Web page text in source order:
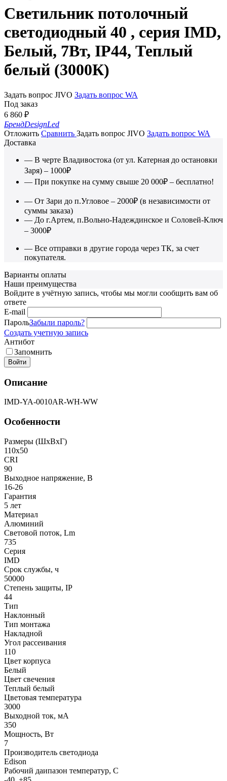
Светильник потолочный
светодиодный 40 , серия IMD,
Белый, 7Вт, IP44, Теплый
белый (3000К)
Задать вопрос JIVO Задать вопрос WA
Под заказ
6 860 ₽
БрендDesignLed
Отложить Сравнить Задать вопрос JIVO Задать вопрос WA
Доставка
— В черте Владивостока (от ул. Катерная до остановки
Заря) – 1000₽
— При покупке на сумму свыше 20 000₽ – бесплатно!
— От Зари до п.Угловое – 2000₽ (в независимости от
суммы заказа)
— До г.Артем, п.Вольно-Надеждинское и Соловей-Ключ
– 3000₽
— Все отправки в другие города через ТК, за счет
покупателя.
Варианты оплаты
Наши преимущества
Войдите в учётную запись, чтобы мы могли сообщить вам об
ответе
E-mail
ПарольЗабыли пароль?
Создать учетную запись
Антибот
Запомнить
Войти
Описание
IMD-YA-0010AR-WH-WW
Особенности
Размеры (ШxВxГ)
110x50
CRI
90
Выходное напряжение, В
16-26
Гарантия
5 лет
Материал
Алюминий
Световой поток, Lm
735
Серия
IMD
Срок службы, ч
50000
Степень защиты, IP
44
Тип
Наклонный
Тип монтажа
Накладной
Угол рассеивания
110
Цвет корпуса
Белый
Цвет свечения
Теплый белый
Цветовая температура
3000
Выходной ток, мА
350
Мощность, Вт
7
Производитель светодиода
Edison
Рабочий даипазон температур, С